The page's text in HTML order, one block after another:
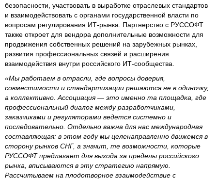
безопасности, участвовать в выработке отраслевых стандартов
и взаимодействовать с органами государственной власти по
вопросам регулирования ИТ-рынка. Партнерство с РУССОФТ
также откроет для вендора дополнительные возможности для
продвижения собственных решений на зарубежных рынках,
развития профессиональных связей и расширения
взаимодействия внутри российского ИТ-сообщества.
«Мы работаем в отрасли, где вопросы доверия,
совместимости и стандартизации решаются не в одиночку,
а коллективно. Ассоциация — это именно та площадка, где
профессиональный диалог между разработчиками,
заказчиками и регуляторами ведется системно и
последовательно. Отдельно важна для нас международная
составляющая: в этом году мы целенаправленно движемся в
сторону рынков СНГ, а значит, те возможности, которые
РУССОФТ предлагает для выхода за пределы российского
рынка, вписываются в эту стратегию напрямую.
Рассчитываем на плодотворное взаимодействие с